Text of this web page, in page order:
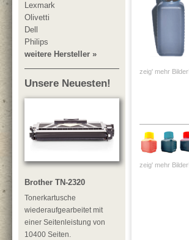
Lexmark
Olivetti
Dell
Philips
weitere Hersteller »
Unsere Neuesten!
Brother TN-2320
Tonerkartusche
wiederaufgearbeitet mit
einer Seitenleistung von
10400 Seiten.
zeig' mehr Bilder!
zeig' mehr Bilder!